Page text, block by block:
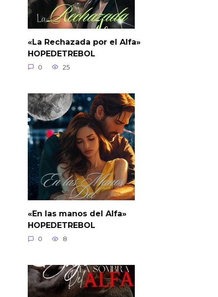
«La Rechazada por el Alfa»
HOPEDETREBOL
0 25
«En las manos del Alfa»
HOPEDETREBOL
0 8